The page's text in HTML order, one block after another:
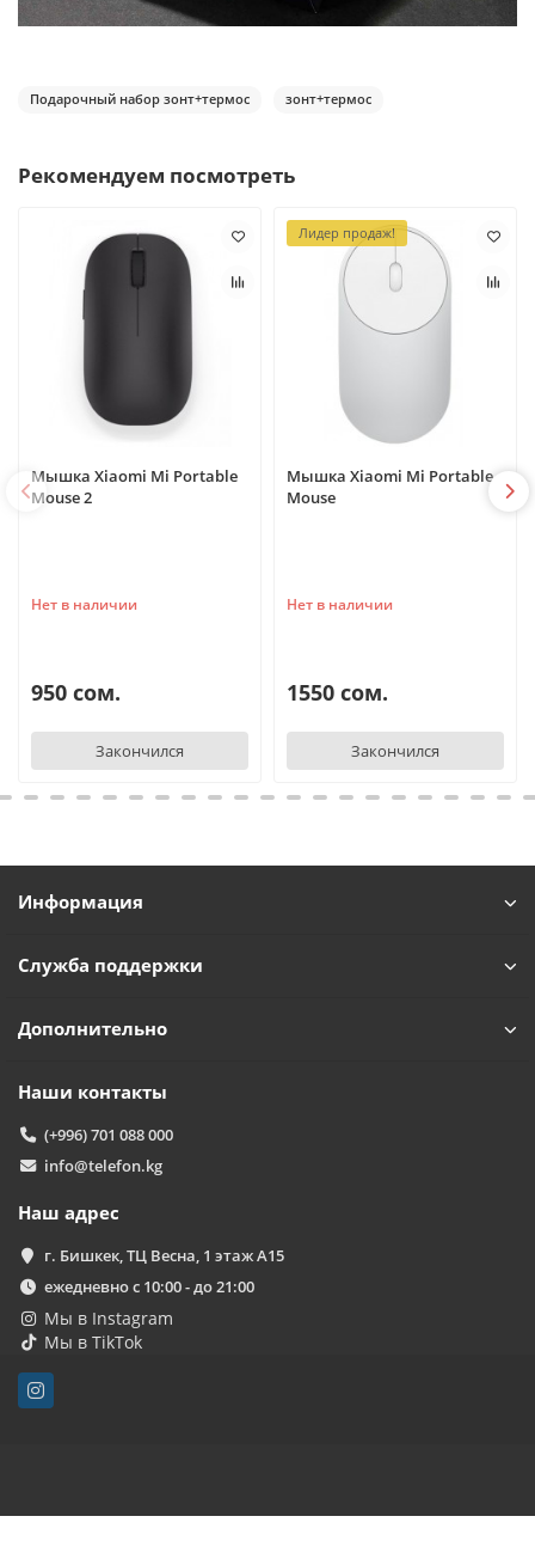
Подарочный набор зонт+термос зонт+термос
Рекомендуем посмотреть
Мышка Xiaomi Mi Portable
Mouse 2
Нет в наличии
950 сом.
Закончился
Лидер продаж!
Мышка Xiaomi Mi Portable
Mouse
Нет в наличии
1550 сом.
Закончился
Информация
Служба поддержки
Дополнительно
Наши контакты
(+996) 701 088 000
info@telefon.kg
Наш адрес
г. Бишкек, ТЦ Весна, 1 этаж А15
ежедневно с 10:00 - до 21:00
Мы в Instagram
Мы в TikTok